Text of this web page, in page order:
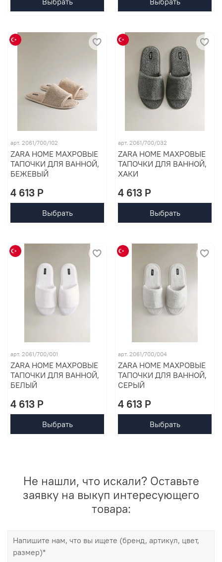
арт. 2061/700/102
ZARA HOME МАХРОВЫЕ
ТАПОЧКИ ДЛЯ ВАННОЙ,
БЕЖЕВЫЙ
4 613 P
Выбрать
арт. 2061/700/032
ZARA HOME МАХРОВЫЕ
ТАПОЧКИ ДЛЯ ВАННОЙ,
ХАКИ
4 613 P
Выбрать
арт. 2061/700/001
ZARA HOME МАХРОВЫЕ
ТАПОЧКИ ДЛЯ ВАННОЙ,
БЕЛЫЙ
4 613 P
Выбрать
арт. 2061/700/004
ZARA HOME МАХРОВЫЕ
ТАПОЧКИ ДЛЯ ВАННОЙ,
СЕРЫЙ
4 613 P
Выбрать
Не нашли, что искали? Оставьте
заявку на выкуп интересующего
товара: